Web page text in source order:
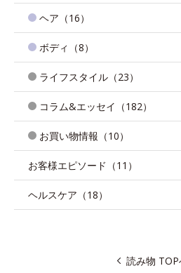
ヘア（16）
ボディ（8）
ライフスタイル（23）
コラム&エッセイ（182）
お買い物情報（10）
お客様エピソード（11）
ヘルスケア（18）
読み物 TOP